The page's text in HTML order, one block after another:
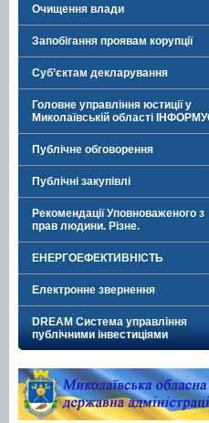
Очищення влади
Запобігання проявам корупції
Суб’єктам декларування
Головне управління юстиції у
Миколаївській області
Публічне обговорення
Публічні закупівлі
Рекомендації Уповноваженого з
прав людини. Різне.
ЕНЕРГОЕФЕКТИВНІСТЬ
Електронне звернення
DREAM Система управління
публічними інвестиціями